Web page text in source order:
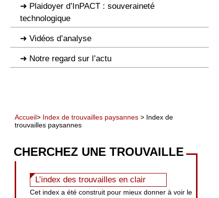
Plaidoyer d’InPACT : souveraineté
technologique
Vidéos d’analyse
Notre regard sur l’actu
Accueil> Index de trouvailles paysannes > Index de
trouvailles paysannes
CHERCHEZ UNE TROUVAILLE
L’index des trouvailles en clair
Cet index a été construit pour mieux donner à voir le